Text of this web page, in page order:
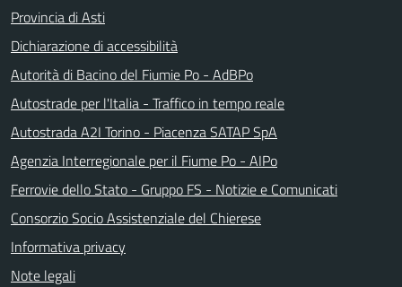
Provincia di Asti
Dichiarazione di accessibilità
Autorità di Bacino del Fiumie Po - AdBPo
Autostrade per l'Italia - Traffico in tempo reale
Autostrada A2I Torino - Piacenza SATAP SpA
Agenzia Interregionale per il Fiume Po - AIPo
Ferrovie dello Stato - Gruppo FS - Notizie e Comunicati
Consorzio Socio Assistenziale del Chierese
Informativa privacy
Note legali